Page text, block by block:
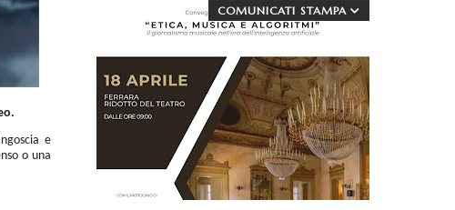
e
o una
COMUNICATI STAMPA